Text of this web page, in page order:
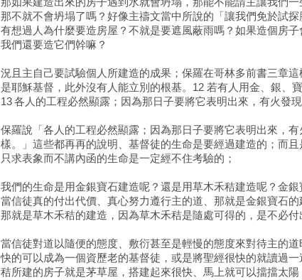
那不就不會坍塌了嗎？好像主禱文當中所說的「讓我們免於試
有想過人為什麼要造房屋？不就是要遮風蔽雨嗎？如果造個房
我們還要造它們幹嘛？
況且主自己要試驗個人所建造的成果；保羅在哥林多前書三章
是耶穌基督，此外沒有人能立別的根基。12 若有人用金、銀、
13 各人的工程必然顯露；因為那日子要將它表明出來，有火發
保羅說「各人的工程必然顯露；因為那日子要將它表明出來，
樣。」這些都再再的說明、基督徒的生命是要經過建造的；而且
只求表象而不講內函的生命是一定經不住考驗的；
我們的生命是用金銀寶石建造呢？還是用草木禾秸建造呢？金
當信徒真的付出代價、真心努力遵行主的道、那就是金銀寶石
那就是草木禾秸的建造，因為草木禾秸是隨處可得的，是不必付
當信徒對道以隨便的態度、敷衍甚至是輕慢的態度來對待主的
快的可以成為一個資歷老的基督徒，或是將聖經很快的就讀過
秸所建的房子就是茅草屋，搭建起來很快、馬上就可以擋擋太